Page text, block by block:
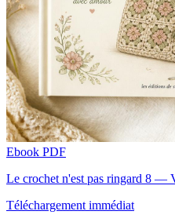
Ebook PDF
Le crochet n'est pas ringard 8 —
Téléchargement immédiat